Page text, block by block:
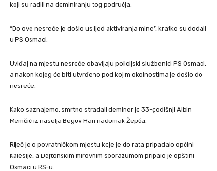
koji su radili na deminiranju tog područja.
“Do ove nesreće je došlo uslijed aktiviranja mine”, kratko su dodali
u PS Osmaci.
Uviđaj na mjestu nesreće obavljaju policijski službenici PS Osmaci,
a nakon kojeg će biti utvrđeno pod kojim okolnostima je došlo do
nesreće.
Kako saznajemo, smrtno stradali deminer je 33-godišnji Albin
Memčić iz naselja Begov Han nadomak Žepča.
Riječ je o povratničkom mjestu koje je do rata pripadalo općini
Kalesije, a Dejtonskim mirovnim sporazumom pripalo je opštini
Osmaci u RS-u.